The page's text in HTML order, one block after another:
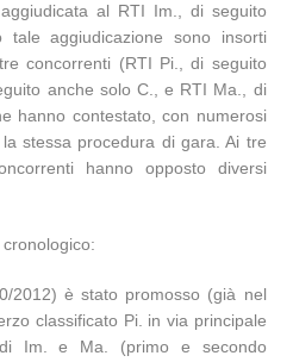
al RTI Im., di seguito
aggiudicazione sono insorti
concorrenti (RTI Pi., di seguito
anche solo C., e RTI Ma., di
hanno contestato, con numerosi
stessa procedura di gara. Ai tre
hanno opposto diversi
2012) è stato promosso (già nel
classificato Pi. in via principale
di Im. e Ma. (primo e secondo